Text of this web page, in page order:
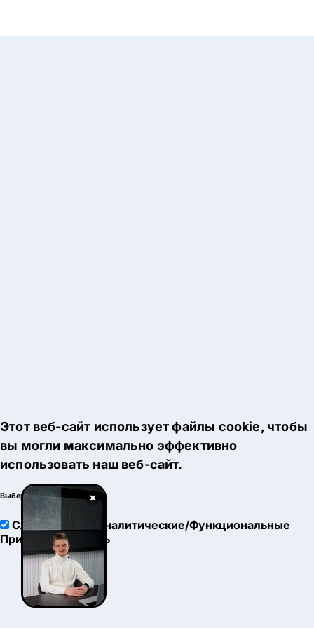
×
Этот веб-сайт использует файлы cookie, чтобы
вы могли максимально эффективно
использовать наш веб-сайт.
Выберите настройки cookie
Служебные
Аналитические/Функциональные
Принять
Настроить